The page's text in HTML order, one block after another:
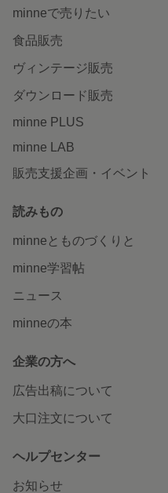
minneで売りたい
食品販売
ヴィンテージ販売
ダウンロード販売
minne PLUS
minne LAB
販売支援企画・イベント
読みもの
minneとものづくりと
minne学習帖
ニュース
minneの本
企業の方へ
広告出稿について
大口注文について
ヘルプセンター
お知らせ